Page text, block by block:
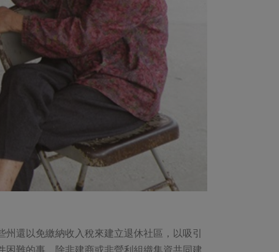
還以免繳納收入稅來建立退休社區，以吸引